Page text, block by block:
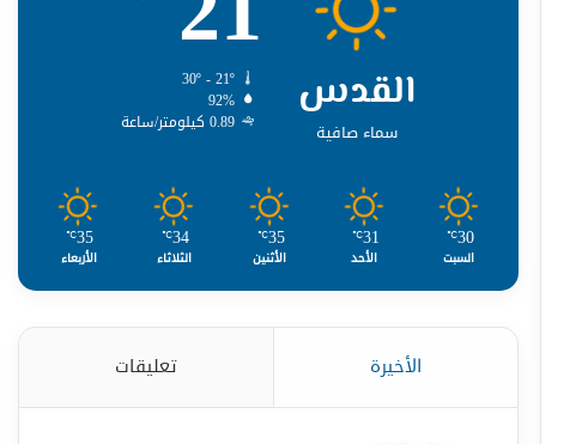
القدس
سماء صافية
30º - 21º
92%
0.89 كيلومتر/ساعة
30
℃
السبت
31
℃
الأحد
35
℃
الأثنين
34
℃
الثلاثاء
35
℃
الأربعاء
الأخيرة تعليقات